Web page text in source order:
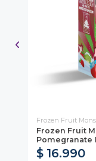
Frozen Fruit
Frozen Fruit
Pomegranate
$ 16.990